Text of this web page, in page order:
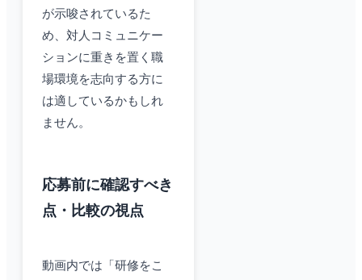
が示唆されているた
め、対人コミュニケー
ションに重きを置く職
場環境を志向する方に
は適しているかもしれ
ません。
応募前に確認すべき
点・比較の視点
動画内では「研修をこ